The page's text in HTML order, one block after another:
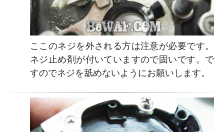
ここのネジを外される方は注意が必要です。
ネジ止め剤が付いていますので固いです。で
すのでネジを舐めないようにお願いします。